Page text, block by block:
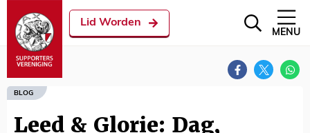
Lid Worden
MENU
BLOG
Leed & Glorie: Dag,